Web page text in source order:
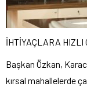
İHTİYAÇLARA HIZLI
Başkan Özkan,
kırsal mahallelerde